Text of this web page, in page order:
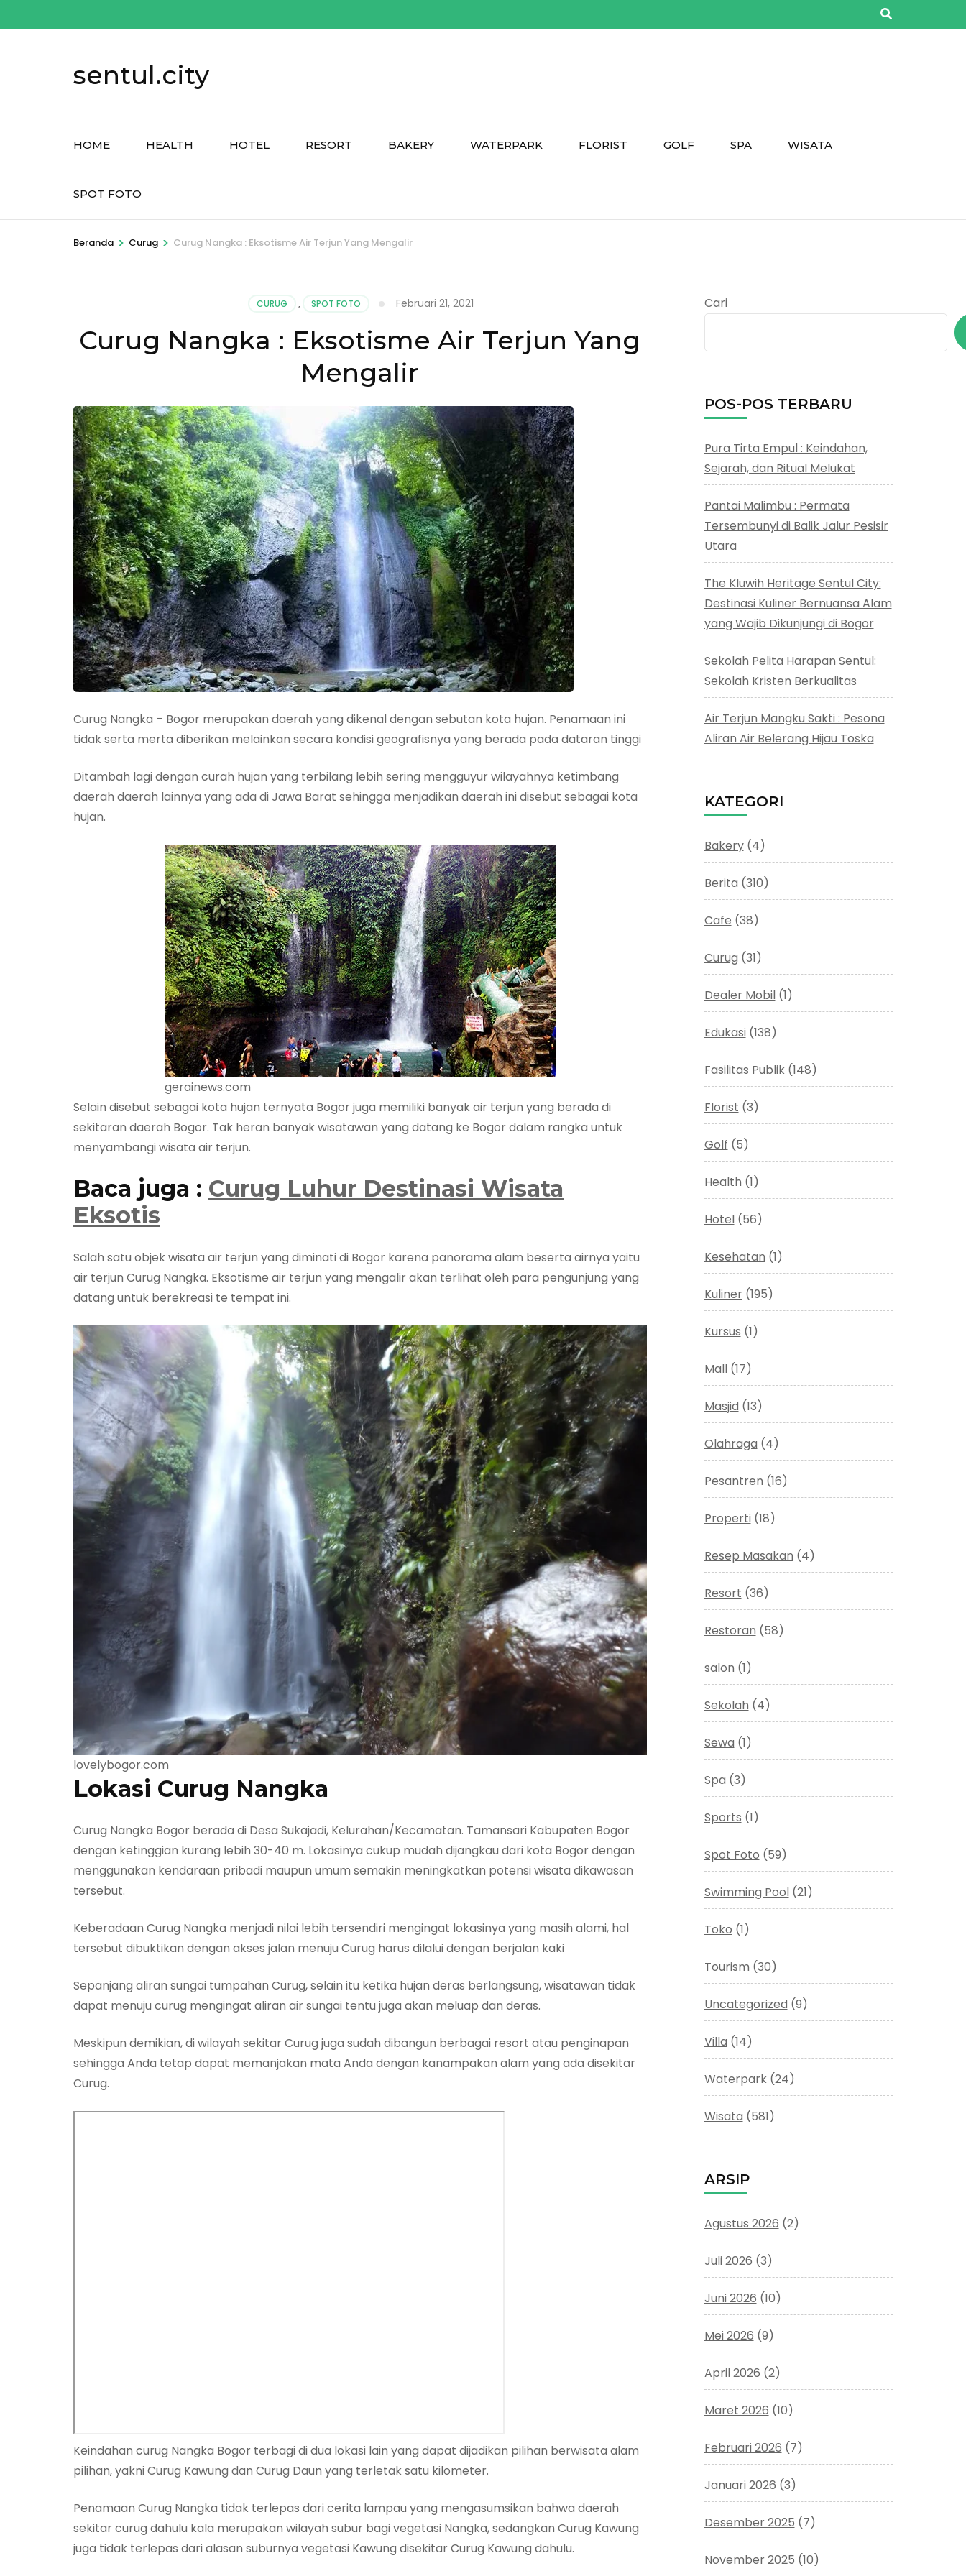
ke
sentul.city
HOME HEALTH HOTEL RESORT BAKERY WATERPARK FLORIST GOLF SPA WISATA
SPOT FOTO
Beranda > Curug > Curug Nangka : Eksotisme Air Terjun Yang Mengalir
CURUG , SPOT FOTO Februari 21, 2021
Curug Nangka : Eksotisme Air Terjun Yang
Mengalir
Curug Nangka – Bogor merupakan daerah yang dikenal dengan sebutan kota hujan. Penamaan ini
tidak serta merta diberikan melainkan secara kondisi geografisnya yang berada pada dataran tinggi
Ditambah lagi dengan curah hujan yang terbilang lebih sering mengguyur wilayahnya ketimbang
daerah daerah lainnya yang ada di Jawa Barat sehingga menjadikan daerah ini disebut sebagai kota
hujan.
gerainews.com
Selain disebut sebagai kota hujan ternyata Bogor juga memiliki banyak air terjun yang berada di
sekitaran daerah Bogor. Tak heran banyak wisatawan yang datang ke Bogor dalam rangka untuk
menyambangi wisata air terjun.
Baca juga : Curug Luhur Destinasi Wisata
Eksotis
Salah satu objek wisata air terjun yang diminati di Bogor karena panorama alam beserta airnya yaitu
air terjun Curug Nangka. Eksotisme air terjun yang mengalir akan terlihat oleh para pengunjung yang
datang untuk berekreasi te tempat ini.
lovelybogor.com
Lokasi Curug Nangka
Curug Nangka Bogor berada di Desa Sukajadi, Kelurahan/Kecamatan. Tamansari Kabupaten Bogor
dengan ketinggian kurang lebih 30-40 m. Lokasinya cukup mudah dijangkau dari kota Bogor dengan
menggunakan kendaraan pribadi maupun umum semakin meningkatkan potensi wisata dikawasan
tersebut.
Keberadaan Curug Nangka menjadi nilai lebih tersendiri mengingat lokasinya yang masih alami, hal
tersebut dibuktikan dengan akses jalan menuju Curug harus dilalui dengan berjalan kaki
Sepanjang aliran sungai tumpahan Curug, selain itu ketika hujan deras berlangsung, wisatawan tidak
dapat menuju curug mengingat aliran air sungai tentu juga akan meluap dan deras.
Meskipun demikian, di wilayah sekitar Curug juga sudah dibangun berbagai resort atau penginapan
sehingga Anda tetap dapat memanjakan mata Anda dengan kanampakan alam yang ada disekitar
Curug.
Keindahan curug Nangka Bogor terbagi di dua lokasi lain yang dapat dijadikan pilihan berwisata alam
pilihan, yakni Curug Kawung dan Curug Daun yang terletak satu kilometer.
Penamaan Curug Nangka tidak terlepas dari cerita lampau yang mengasumsikan bahwa daerah
sekitar curug dahulu kala merupakan wilayah subur bagi vegetasi Nangka, sedangkan Curug Kawung
juga tidak terlepas dari alasan suburnya vegetasi Kawung disekitar Curug Kawung dahulu.
Cari
POS-POS TERBARU
Pura Tirta Empul : Keindahan,
Sejarah, dan Ritual Melukat
Pantai Malimbu : Permata
Tersembunyi di Balik Jalur Pesisir
Utara
The Kluwih Heritage Sentul City:
Destinasi Kuliner Bernuansa Alam
yang Wajib Dikunjungi di Bogor
Sekolah Pelita Harapan Sentul:
Sekolah Kristen Berkualitas
Air Terjun Mangku Sakti : Pesona
Aliran Air Belerang Hijau Toska
KATEGORI
Bakery(4)
Berita (310)
Cafe (38)
Curug (31)
Dealer Mobil(1)
Edukasi(138)
Fasilitas Publik(148)
Florist (3)
Golf (5)
Health (1)
Hotel(56)
Kesehatan (1)
Kuliner(195)
Kursus (1)
Mall(17)
Masjid (13)
Olahraga (4)
Pesantren (16)
Properti(18)
Resep Masakan (4)
Resort (36)
Restoran (58)
salon (1)
Sekolah (4)
Sewa (1)
Spa (3)
Sports (1)
Spot Foto (59)
Swimming Pool(21)
Toko (1)
Tourism (30)
Uncategorized (9)
Villa (14)
Waterpark(24)
Wisata (581)
ARSIP
Agustus 2026 (2)
Juli 2026 (3)
Juni 2026 (10)
Mei 2026 (9)
April 2026 (2)
Maret 2026 (10)
Februari 2026 (7)
Januari 2026 (3)
Desember 2025 (7)
November 2025 (10)